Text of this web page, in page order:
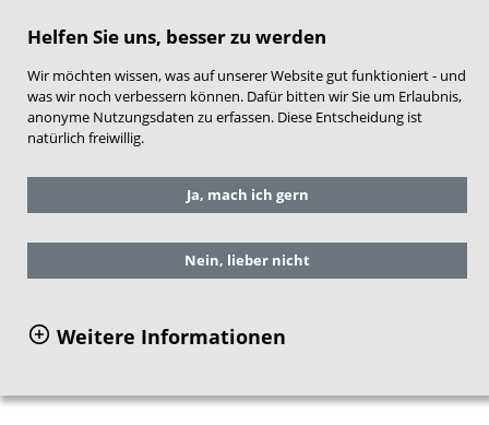
Helfen Sie uns, besser zu werden
Wir möchten wissen, was auf unserer Website gut funktioniert - und
was wir noch verbessern können. Dafür bitten wir Sie um Erlaubnis,
anonyme Nutzungsdaten zu erfassen. Diese Entscheidung ist
natürlich freiwillig.
Ja, mach ich gern
Nein, lieber nicht
Weitere Informationen
Sie befinden sich hier:
Grundlagen und Fachthemen
Netzwerkkoordinierenden